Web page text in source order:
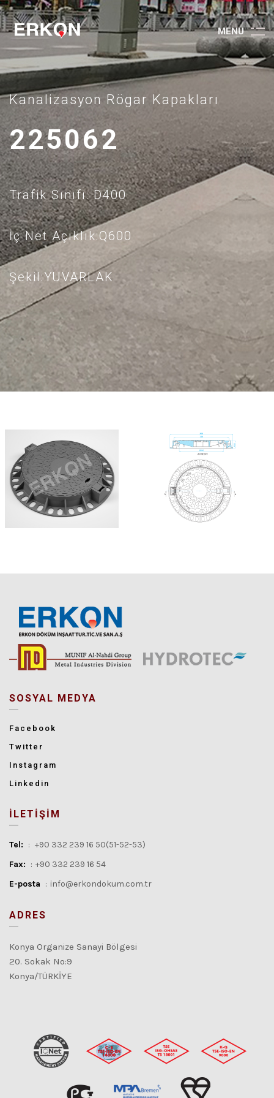
MENU
Kanalizasyon Rögar Kapakları
225062
Trafik Sınıfı: D400
İç Net Açıklık:Q600
Şekil:YUVARLAK
SOSYAL MEDYA
Facebook
Twitter
Instagram
Linkedin
İLETİŞİM
Tel: : +90 332 239 16 50(51-52-53)
Fax: : +90 332 239 16 54
E-posta : info@erkondokum.com.tr
ADRES
Konya Organize Sanayi Bölgesi
20. Sokak No:9
Konya/TÜRKİYE